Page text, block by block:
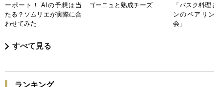
ーポート！ AIの予想は当
たる？ソムリエが実際に合
わせてみた
ゴーニュと熟成チーズ
「バスク料理
ンのペアリン
会」
すべて見る
ランキング